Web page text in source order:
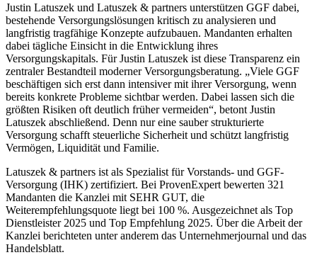
Justin Latuszek und Latuszek & partners unterstützen GGF dabei,
bestehende Versorgungslösungen kritisch zu analysieren und
langfristig tragfähige Konzepte aufzubauen. Mandanten erhalten
dabei tägliche Einsicht in die Entwicklung ihres
Versorgungskapitals. Für Justin Latuszek ist diese Transparenz ein
zentraler Bestandteil moderner Versorgungsberatung. „Viele GGF
beschäftigen sich erst dann intensiver mit ihrer Versorgung, wenn
bereits konkrete Probleme sichtbar werden. Dabei lassen sich die
größten Risiken oft deutlich früher vermeiden“, betont Justin
Latuszek abschließend. Denn nur eine sauber strukturierte
Versorgung schafft steuerliche Sicherheit und schützt langfristig
Vermögen, Liquidität und Familie.
Latuszek & partners ist als Spezialist für Vorstands- und GGF-
Versorgung (IHK) zertifiziert. Bei ProvenExpert bewerten 321
Mandanten die Kanzlei mit SEHR GUT, die
Weiterempfehlungsquote liegt bei 100 %. Ausgezeichnet als Top
Dienstleister 2025 und Top Empfehlung 2025. Über die Arbeit der
Kanzlei berichteten unter anderem das Unternehmerjournal und das
Handelsblatt.